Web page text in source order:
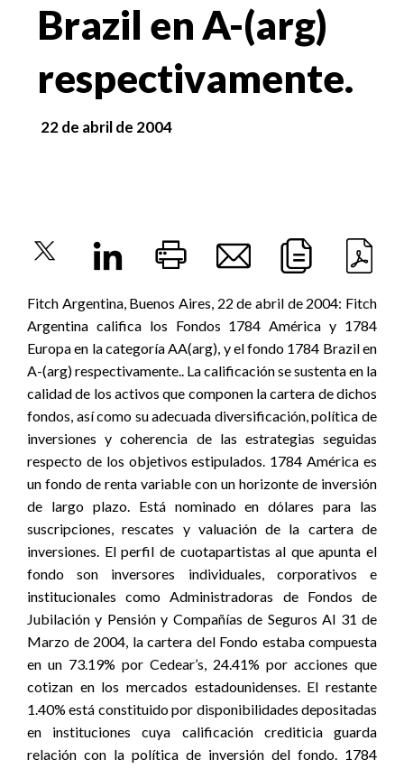
Brazil en A-(arg)
respectivamente.
22 de abril de 2004
Fitch Argentina, Buenos Aires, 22 de abril de 2004: Fitch
Argentina califica los Fondos 1784 América y 1784
Europa en la categoría AA(arg), y el fondo 1784 Brazil en
A-(arg) respectivamente.. La calificación se sustenta en la
calidad de los activos que componen la cartera de dichos
fondos, así como su adecuada diversificación, política de
inversiones y coherencia de las estrategias seguidas
respecto de los objetivos estipulados. 1784 América es
un fondo de renta variable con un horizonte de inversión
de largo plazo. Está nominado en dólares para las
suscripciones, rescates y valuación de la cartera de
inversiones. El perfil de cuotapartistas al que apunta el
fondo son inversores individuales, corporativos e
institucionales como Administradoras de Fondos de
Jubilación y Pensión y Compañías de Seguros Al 31 de
Marzo de 2004, la cartera del Fondo estaba compuesta
en un 73.19% por Cedear’s, 24.41% por acciones que
cotizan en los mercados estadounidenses. El restante
1.40% está constituido por disponibilidades depositadas
en instituciones cuya calificación crediticia guarda
relación con la política de inversión del fondo. 1784